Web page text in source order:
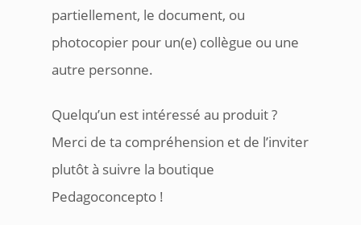
partiellement, le document, ou
photocopier pour un(e) collègue ou une
autre personne.
Quelqu’un est intéressé au produit ?
Merci de ta compréhension et de l’inviter
plutôt à suivre la boutique
Pedagoconcepto !